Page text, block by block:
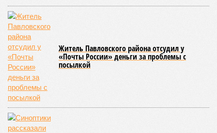
Житель Павловского района отсудил у
«Почты России» деньги за проблемы с
посылкой